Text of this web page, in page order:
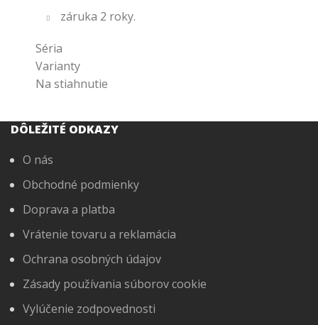
záruka 2 roky.
Séria
Varianty
Na stiahnutie
DÔLEŽITÉ ODKAZY
O nás
Obchodné podmienky
Doprava a platba
Vrátenie tovaru a reklamácia
Ochrana osobných údajov
Zásady používania súborov cookie
Vylúčenie zodpovednosti